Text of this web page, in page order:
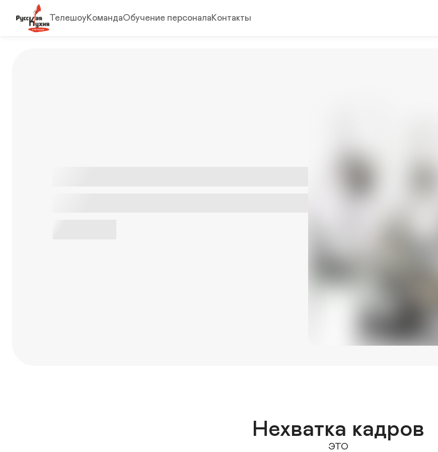
ТелешоуКомандаОбучение персоналаКонтакты
Нехватка кадров
ЭТО